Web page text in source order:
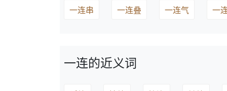
一连串 一连叠 一连气 一
一连的近义词